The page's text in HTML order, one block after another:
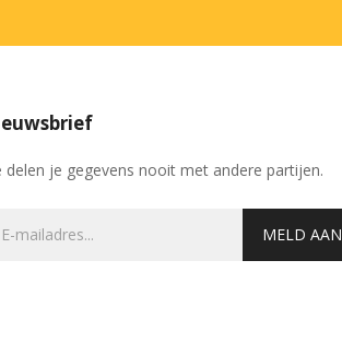
delen je gegevens nooit met andere partijen.
MELD AAN